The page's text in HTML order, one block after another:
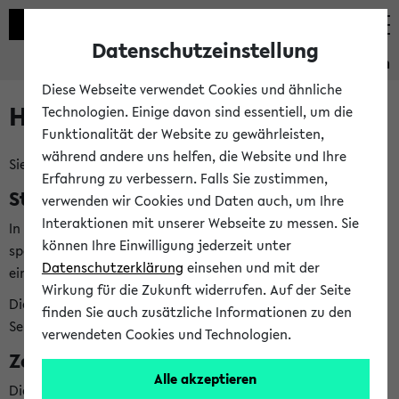
Studieninformation
Hilfe & Kontakt
Sie haben Fragen zum Studienangebot?
Studienberatungen der Fächer
In der Studieninformation finden Siebei jedem Fach die
speziellen Studienberatungen, die Ihnen bei allen Fragen zu
einem bestimmten Fach weiterhelfen können.
Die Studienberatungen Ihrer Fächer finden Sie direkt in der
Seite
Meine Studieninformation
Zentrale Beratungsangebote
Die zentrale Studienberatung (ZSB) hilft Ihnen bei weiteren
Datenschutzeinstellung
Diese Webseite verwendet Cookies und ähnliche
Technologien. Einige davon sind essentiell, um die
Funktionalität der Website zu gewährleisten,
während andere uns helfen, die Website und Ihre
Erfahrung zu verbessern. Falls Sie zustimmen,
verwenden wir Cookies und Daten auch, um Ihre
Interaktionen mit unserer Webseite zu messen. Sie
können Ihre Einwilligung jederzeit unter
Datenschutzerklärung einsehen und mit der
Wirkung für die Zukunft widerrufen. Auf der Seite
finden Sie auch zusätzliche Informationen zu den
verwendeten Cookies und Technologien.
Alle akzeptieren